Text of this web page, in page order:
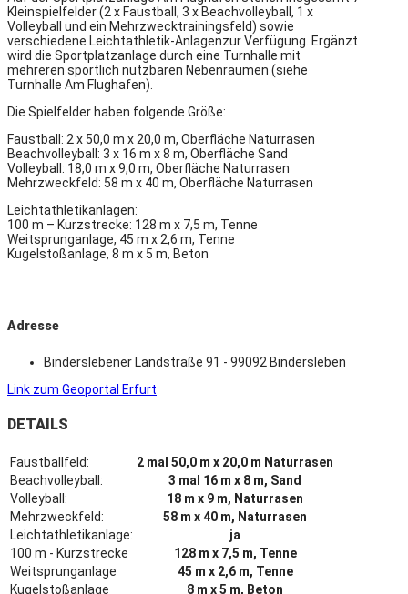
Kleinspielfelder (2 x Faustball, 3 x Beachvolleyball, 1 x
Volleyball und ein Mehrzwecktrainingsfeld) sowie
verschiedene Leichtathletik-Anlagenzur Verfügung. Ergänzt
wird die Sportplatzanlage durch eine Turnhalle mit
mehreren sportlich nutzbaren Nebenräumen (siehe
Turnhalle Am Flughafen).
Die Spielfelder haben folgende Größe:
Faustball: 2 x 50,0 m x 20,0 m, Oberfläche Naturrasen
Beachvolleyball: 3 x 16 m x 8 m, Oberfläche Sand
Volleyball: 18,0 m x 9,0 m, Oberfläche Naturrasen
Mehrzweckfeld: 58 m x 40 m, Oberfläche Naturrasen
Leichtathletikanlagen:
100 m – Kurzstrecke: 128 m x 7,5 m, Tenne
Weitsprunganlage, 45 m x 2,6 m, Tenne
Kugelstoßanlage, 8 m x 5 m, Beton
Adresse
Binderslebener Landstraße 91 - 99092 Bindersleben
Link zum Geoportal Erfurt
DETAILS
Faustballfeld:
2 mal 50,0 m x 20,0 m Naturrasen
Beachvolleyball:
3 mal 16 m x 8 m, Sand
Volleyball:
18 m x 9 m, Naturrasen
Mehrzweckfeld:
58 m x 40 m, Naturrasen
Leichtathletikanlage:
ja
100 m - Kurzstrecke
128 m x 7,5 m, Tenne
Weitsprunganlage
45 m x 2,6 m, Tenne
Kugelstoßanlage
8 m x 5 m, Beton